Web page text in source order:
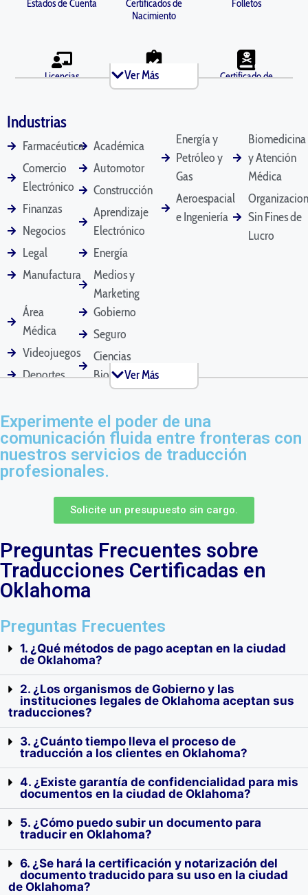
Estados de Cuenta
Certificados de
Nacimiento
Folletos
Licencias
Antecedentes
Penales
Certificado de
Declaración
Testimonial
Diplomas
Divorcio
Licencias de
Conducir
Correos Electrónicos
Empleado
Estados Financieros Contratos Legales
Historial Médico Actas de Reuniones
Pasaportes
Documentos de
Mascotas
Solicitudes de
Patente
Manuales de
Contratos de
Currículos
Solicitudes de
Ingreso a la
Universidad
Vacunación
Testamentos
Ver Más
Industrias
Académica
Automotor
Construcción
Aprendizaje
Electrónico
Energía
Medios y
Marketing
Farmacéutica
Comercio
Electrónico
Finanzas
Negocios
Legal
Manufactura
Área
Médica
Videojuegos
Deportes
Área
Técnica
Marketing
Gobierno
Seguro
Ciencias
Biológicas
Turismo
Bienes
Raíces
Energía y
Petróleo y
Gas
Aeroespacial
e Ingeniería
Biomedicina
y Atención
Médica
Sin Fines de
Lucro
Ver Más
Experimente el poder de una
comunicación fluida entre fronteras con
nuestros servicios de traducción
profesionales.
Solicite un presupuesto sin cargo.
Preguntas Frecuentes sobre
Traducciones Certificadas en
Oklahoma
Preguntas Frecuentes
1. ¿Qué métodos de pago aceptan en la ciudad
de Oklahoma?
2. ¿Los organismos de Gobierno y las
instituciones legales de Oklahoma aceptan sus
traducciones?
3. ¿Cuánto tiempo lleva el proceso de
traducción a los clientes en Oklahoma?
4. ¿Existe garantía de confidencialidad para mis
documentos en la ciudad de Oklahoma?
5. ¿Cómo puedo subir un documento para
traducir en Oklahoma?
6. ¿Se hará la certificación y notarización del
documento traducido para su uso en la ciudad
de Oklahoma?